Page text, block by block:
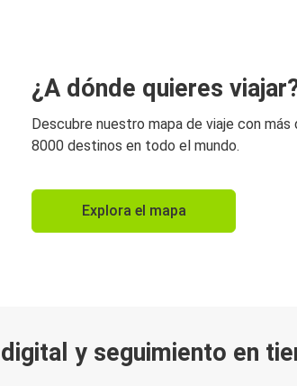
¿A dónde quieres
Descubre nuestro mapa de viaje con más
8000 destinos en todo el mundo.
Explora el mapa
y seguimiento en